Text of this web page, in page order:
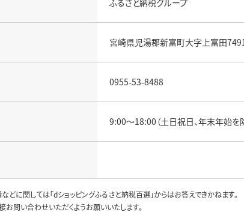
宮崎県児湯郡新富町大字上富田
0955-53-8488
9:00～18:00（土日祝日、年末年始を除
に関しては「dショッピングふるさと納税百選」からはお答えできかねます。
問い合わせいただくようお願いいたします。